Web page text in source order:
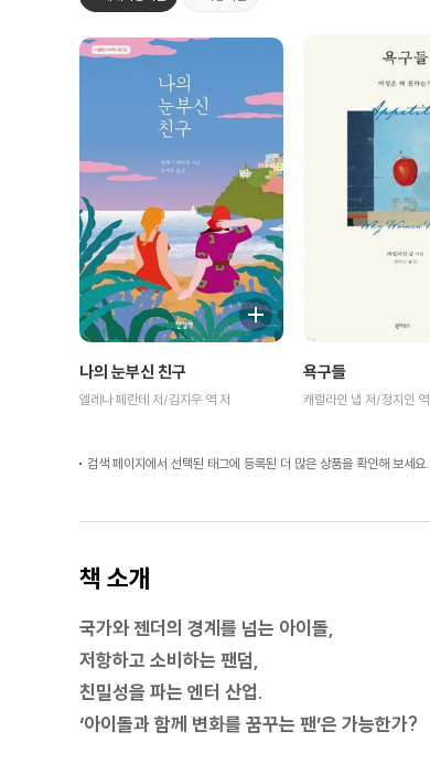
나의 눈부신 친구
엘레나 페란테 저/김지우 역 저
욕구들
캐럴라인 냅 저/정지인 역
검색 페이지에서 선택된 태그에 등록된 더 많은 상품을 확인해 보세요.
책 소개
국가와 젠더의 경계를 넘는 아이돌,
저항하고 소비하는 팬덤,
친밀성을 파는 엔터 산업.
‘아이돌과 함께 변화를 꿈꾸는 팬’은 가능한가?